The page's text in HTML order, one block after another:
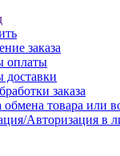
заказа
оплаты
доставки
заказа
товара или
Авторизация в